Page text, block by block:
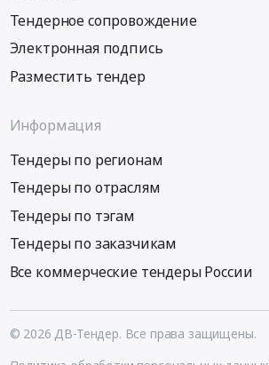
Тендерное сопровождение
Электронная подпись
Разместить тендер
Информация
Тендеры по регионам
Тендеры по отраслям
Тендеры по тэгам
Тендеры по заказчикам
Все коммерческие тендеры России
© 2026 ДВ-Тендер. Все права защищены.